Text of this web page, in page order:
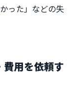
った」などの失
用を依頼す